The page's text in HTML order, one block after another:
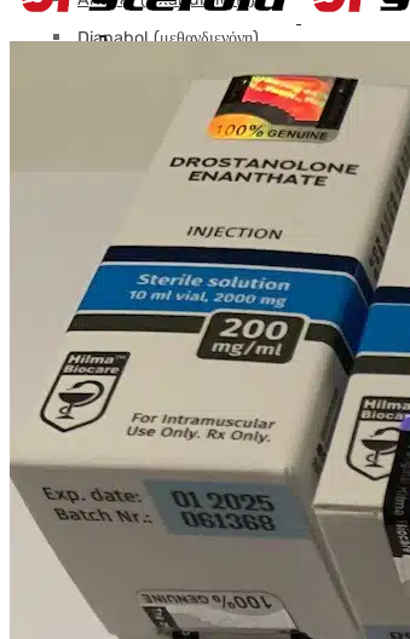
Dianabol (μεθανδιενόνη)
Αλοτεστίνη (φλουοξυμεστερόνη)
Primobolan από το στόμα (οξική μεθενολόνη)
Superdrol (μεθαστερόνη)
Προφορική Τρεμπολόνη (Μεθυλ-Τρεν)
Τεστοστερόνη από το στόμα
Turinabol
Winstrol (Stanozolol) Από του στόματος
SARM
ACP-105
GW50516 Καρδερίνα
LGD Ligandrol
MK-2866 Ostarine
RAD-140 Testolone
S23 Mastorin